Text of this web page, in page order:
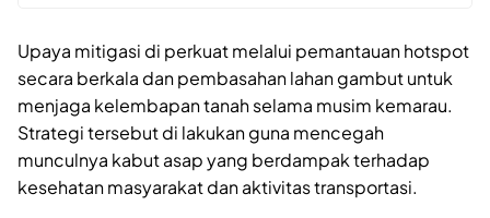
Upaya mitigasi di perkuat melalui pemantauan hotspot
secara berkala dan pembasahan lahan gambut untuk
menjaga kelembapan tanah selama musim kemarau.
Strategi tersebut di lakukan guna mencegah
munculnya kabut asap yang berdampak terhadap
kesehatan masyarakat dan aktivitas transportasi.